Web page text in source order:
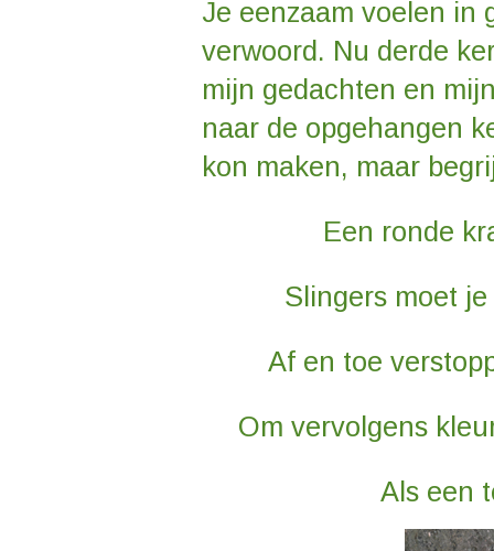
Je eenzaam voelen in
verwoord. Nu derde
mijn gedachten en
naar de opgehangen
kon maken, maar
Een ronde
Slingers moet
Af en toe
Om vervolgens
Als een